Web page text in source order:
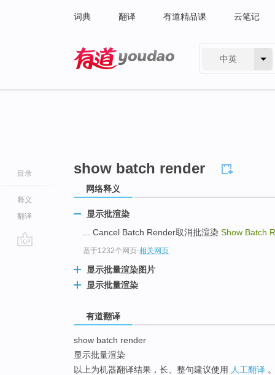
词典 翻译 有道精品课 云笔记
中英
目录
释义
翻译
show batch render
网络释义
显示批渲染
... Cancel Batch Render取消批渲染 Show Batch
基于1232个网页-相关网页
显示批量渲染图片
显示批量渲染
有道翻译
show batch render
显示批量渲染
以上为机器翻译结果，长、整句建议使用 人工翻译